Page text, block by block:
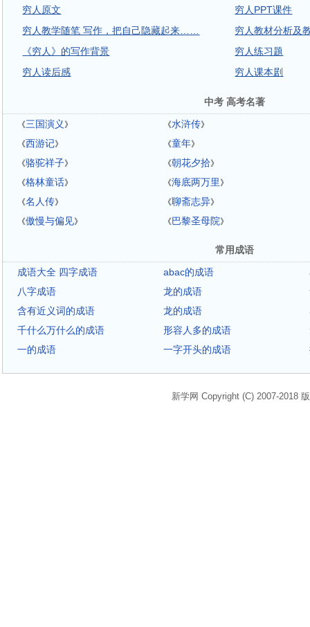
穷人原文
穷人PPT课件
穷人教学随笔 写作，把自己隐藏起来……
穷人教材分析及
《穷人》的写作背景
穷人练习题
穷人读后感
穷人课本剧
中考 高考名著
《三国演义 》 《水浒传》
《西游记》 《童年》
《骆驼祥子》 《朝花夕拾》
《格林童话》 《海底两万里 》
《名人传》 《聊斋志异》
《傲慢与偏见》 《巴黎圣母院》
常用成语
成语大全 四字成语
abac的成语
八字成语
龙的成语
含有近义词的成语
龙的成语
千什么万什么的成语
形容人多的成语
一的成语
一字开头的成语
新学网 Copyright (C) 2007-2018